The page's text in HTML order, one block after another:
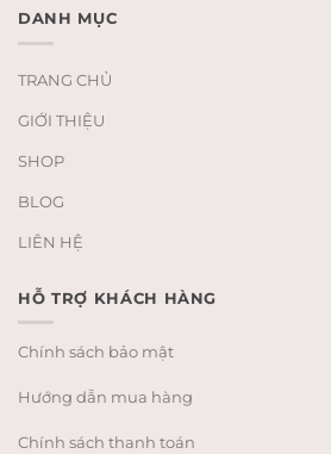
DANH MỤC
TRANG CHỦ
GIỚI THIỆU
SHOP
BLOG
LIÊN HỆ
HỖ TRỢ KHÁCH HÀNG
Chính sách bảo mật
Hướng dẫn mua hàng
Chính sách thanh toán